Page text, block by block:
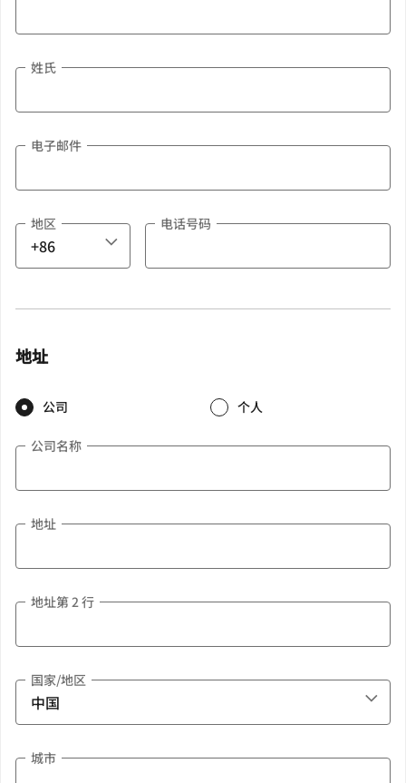
姓氏
电子邮件
地区 电话号码
地址
公司 个人
公司名称
地址
地址第 2 行
国家/地区
城市